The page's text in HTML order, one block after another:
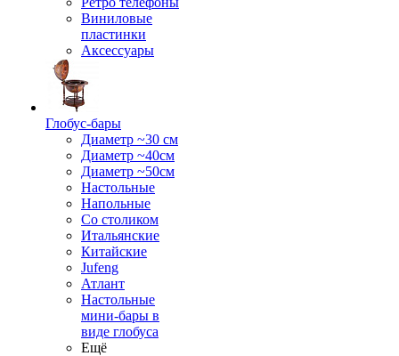
Виниловые
пластинки
Аксессуары
Глобус-бары
Диаметр ~30 см
Диаметр ~40см
Диаметр ~50см
Настольные
Напольные
Со столиком
Итальянские
Китайские
Jufeng
Атлант
Настольные
мини-бары в
виде глобуса
Ещё